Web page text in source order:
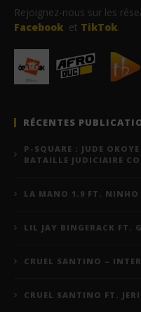
Rejoignez-nous sur les
Facebook et TikTok.
RÉCENTES
P-SQUARE : JUDE
BATAILLE JUDICIAIRE
LA MANO 1.9 FT.
LIL JAY BINGERACK FT.
CRUEL SANTINO –
CRUEL SANTINO FT.